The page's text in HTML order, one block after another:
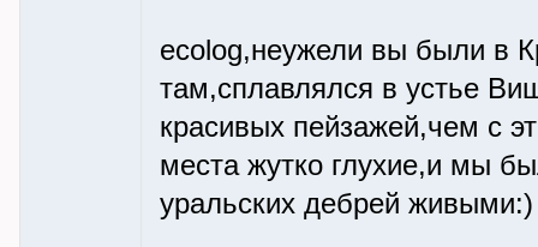
ecolog,неужели вы были в
там,сплавлялся в устье
красивых пейзажей,чем с
места жутко глухие,и мы
уральских дебрей живыми:)